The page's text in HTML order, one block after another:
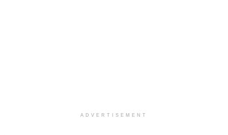
ADVERTISEMENT